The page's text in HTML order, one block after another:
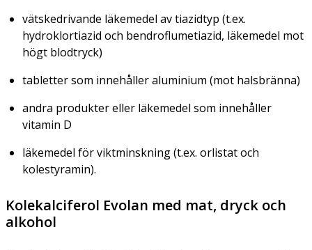
vätskedrivande läkemedel av tiazidtyp (t.ex.
hydroklortiazid och bendroflumetiazid, läkemedel mot
högt blodtryck)
tabletter som innehåller aluminium (mot halsbränna)
andra produkter eller läkemedel som innehåller
vitamin D
läkemedel för viktminskning (t.ex. orlistat och
kolestyramin).
Kolekalciferol Evolan med mat, dryck och
alkohol